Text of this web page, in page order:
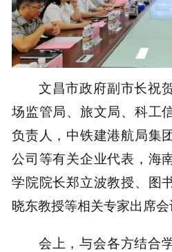
文昌市政府副市长祝
场监管局、旅文局、科工
负责人，中铁建港航局集
公司等有关企业代表，海
学院院长郑立波教授、图
晓东教授等相关专家出席会
会上，与会各方结合